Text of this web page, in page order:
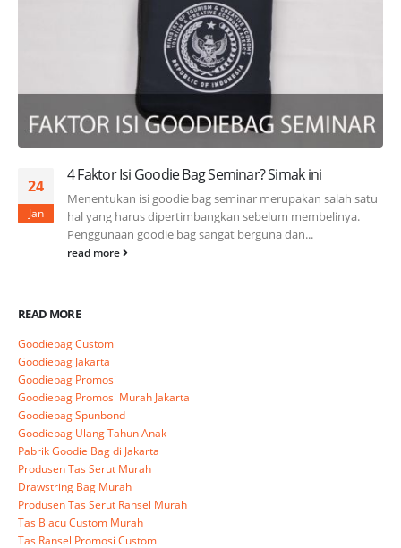
24
Jan
4 Faktor Isi Goodie Bag Seminar? Simak ini
Menentukan isi goodie bag seminar merupakan salah satu
hal yang harus dipertimbangkan sebelum membelinya.
Penggunaan goodie bag sangat berguna dan...
read more
READ MORE
Goodiebag Custom
Goodiebag Jakarta
Goodiebag Promosi
Goodiebag Promosi Murah Jakarta
Goodiebag Spunbond
Goodiebag Ulang Tahun Anak
Pabrik Goodie Bag di Jakarta
Produsen Tas Serut Murah
Drawstring Bag Murah
Produsen Tas Serut Ransel Murah
Tas Blacu Custom Murah
Tas Ransel Promosi Custom